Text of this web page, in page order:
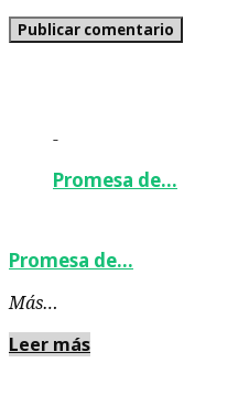
-
Promesa de…
Promesa de…
Más…
Leer más